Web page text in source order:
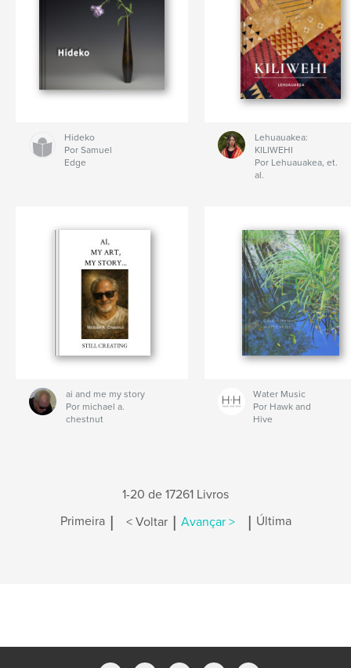
Hideko
Por Samuel
Edge
Lehuauakea:
KILIWEHI
Por Lehuauakea, et.
al.
ai and me my story
Por michael a.
chestnut
Water Music
Por Hawk and
Hive
1-20 de 17261 Livros
Primeira | < Voltar | Avançar > | Última